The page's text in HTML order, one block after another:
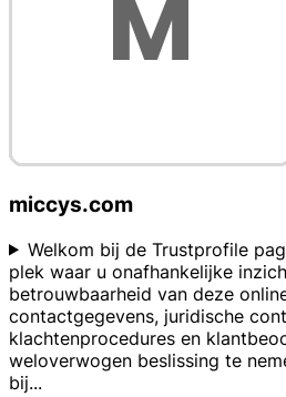
miccys.com
Welkom bij de Trustprofile
plek waar u onafhankelijke
betrouwbaarheid van deze
contactgegevens, juridische
klachtenprocedures en
weloverwogen beslissing te
bij...